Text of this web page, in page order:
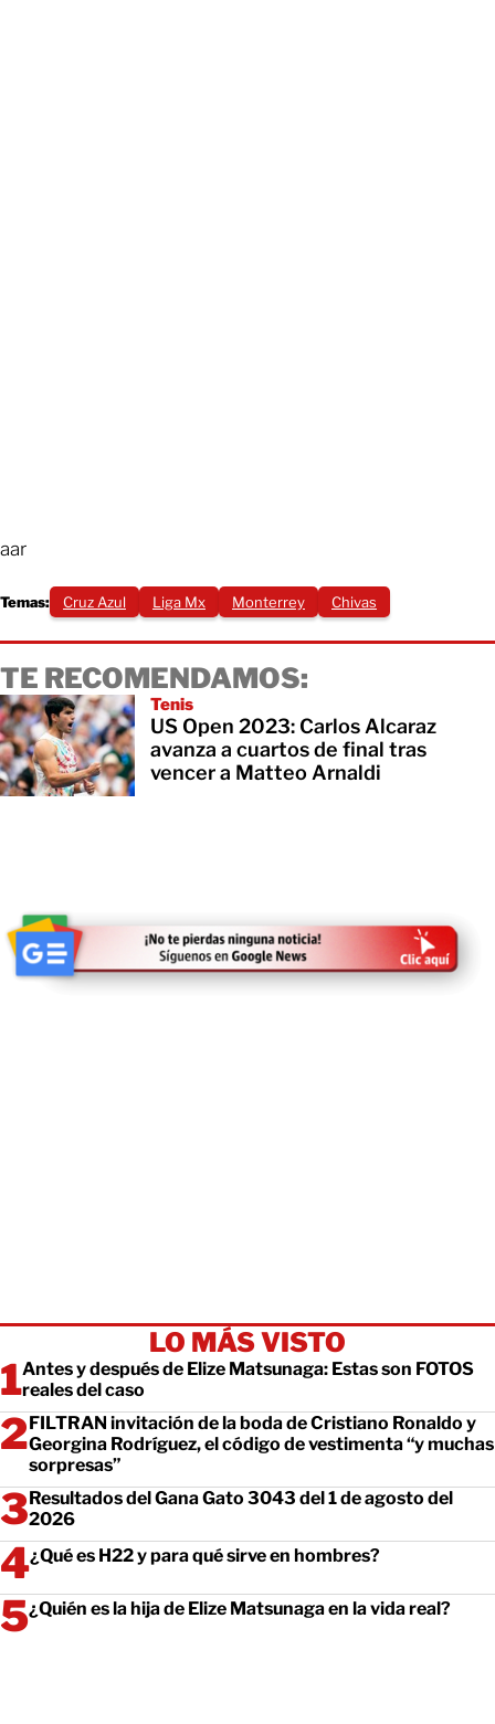
aar
Temas: Cruz Azul Liga Mx Monterrey Chivas
TE RECOMENDAMOS:
Tenis
US Open 2023: Carlos Alcaraz
avanza a cuartos de final tras
vencer a Matteo Arnaldi
LO MÁS VISTO
Antes y después de Elize Matsunaga: Estas son FOTOS
reales del caso
FILTRAN invitación de la boda de Cristiano Ronaldo y
Georgina Rodríguez, el código de vestimenta “y muchas
sorpresas”
Resultados del Gana Gato 3043 del 1 de agosto del
2026
¿Qué es H22 y para qué sirve en hombres?
¿Quién es la hija de Elize Matsunaga en la vida real?